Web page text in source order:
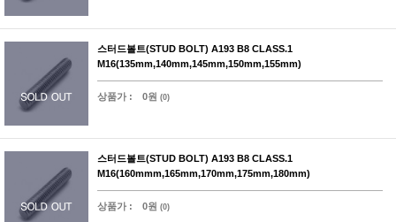
스터드볼트(STUD BOLT) A193 B8 CLASS.1
M16(135mm,140mm,145mm,150mm,155mm)
상품가 : 0원 (0)
스터드볼트(STUD BOLT) A193 B8 CLASS.1
M16(160mmm,165mm,170mm,175mm,180mm)
상품가 : 0원 (0)